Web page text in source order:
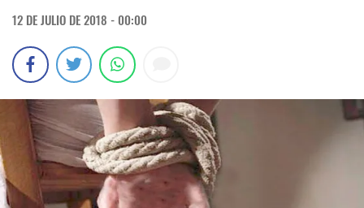
12 DE JULIO DE 2018 - 00:00